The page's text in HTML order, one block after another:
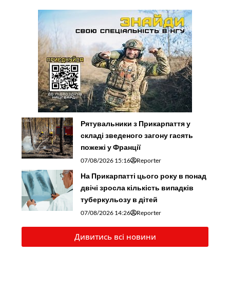
Рятувальники з Прикарпаття у
складі зведеного загону гасять
пожежі у Франції
07/08/2026 15:16 Reporter
На Прикарпатті цього року в понад
двічі зросла кількість випадків
туберкульозу в дітей
07/08/2026 14:26 Reporter
Дивитись всі новини